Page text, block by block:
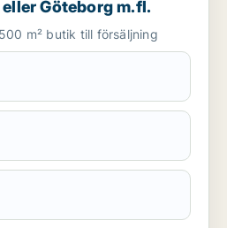
Göteborg m.fl.
m² butik till försäljning